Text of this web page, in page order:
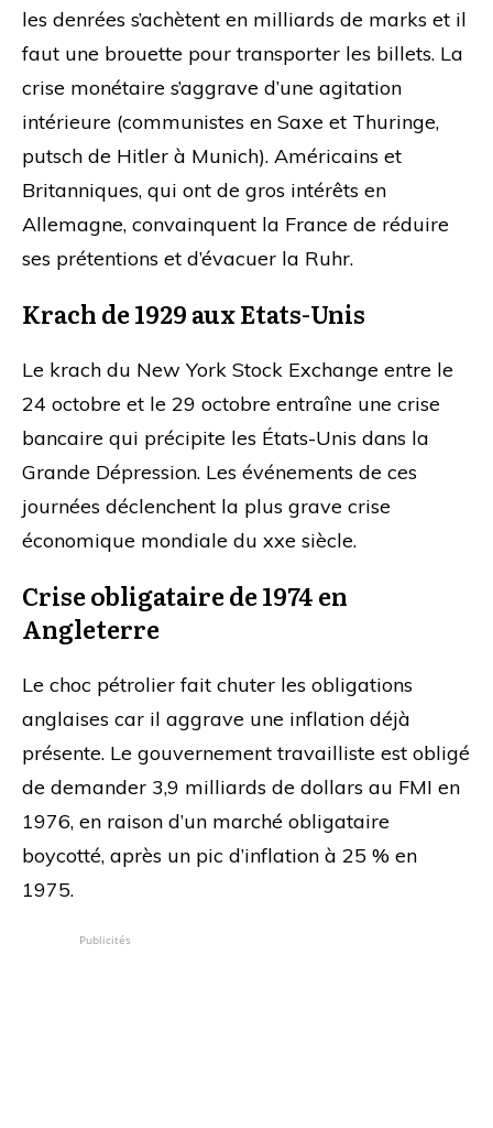
les denrées s’achètent en milliards de marks et il
faut une brouette pour transporter les billets. La
crise monétaire s’aggrave d’une agitation
intérieure (communistes en Saxe et Thuringe,
putsch de Hitler à Munich). Américains et
Britanniques, qui ont de gros intérêts en
Allemagne, convainquent la France de réduire
ses prétentions et d’évacuer la Ruhr.
Krach de 1929 aux Etats-Unis
Le krach du New York Stock Exchange entre le
24 octobre et le 29 octobre entraîne une crise
bancaire qui précipite les États-Unis dans la
Grande Dépression. Les événements de ces
journées déclenchent la plus grave crise
économique mondiale du xxe siècle.
Crise obligataire de 1974 en
Angleterre
Le choc pétrolier fait chuter les obligations
anglaises car il aggrave une inflation déjà
présente. Le gouvernement travailliste est obligé
de demander 3,9 milliards de dollars au FMI en
1976, en raison d’un marché obligataire
boycotté, après un pic d’inflation à 25 % en
1975.
Publicités